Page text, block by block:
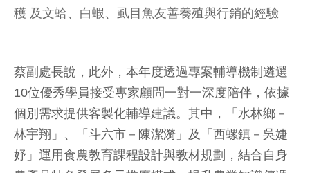
穫 及文蛤、白蝦、虱目魚友善養殖與行銷的經驗
蔡副處長說，此外，本年度透過專案輔導機制遴選
10位優秀學員接受專家顧問一對一深度陪伴，依據
個別需求提供客製化輔導建議。其中，「水林鄉－
林宇翔」、「斗六市－陳潔漪」及「西螺鎮－吳婕
妤」運用食農教育課程設計與教材規劃，結合自身